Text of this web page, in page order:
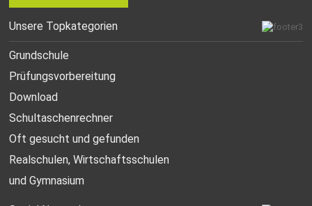
Unsere Topkategorien
Grundschule
Prüfungsvorbereitung
Download
Schultaschenrechner
Oft gesucht und gefunden
Realschulen,Wirtschaftsschulen
und Gymnasium